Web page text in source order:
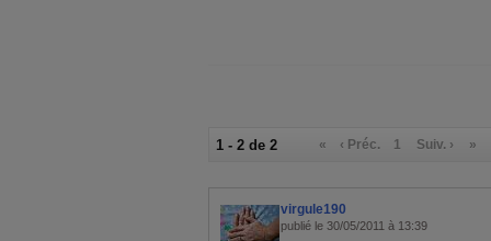
1 - 2 de 2 « ‹ Préc. 1 Suiv. › »
virgule190
publié le 30/05/2011 à 13:39